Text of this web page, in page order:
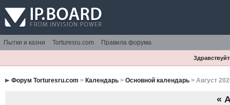
Пытки и казни Torturesru.com Правила форума
Форум Torturesru.com > Календарь> Основной календарь> Август
«